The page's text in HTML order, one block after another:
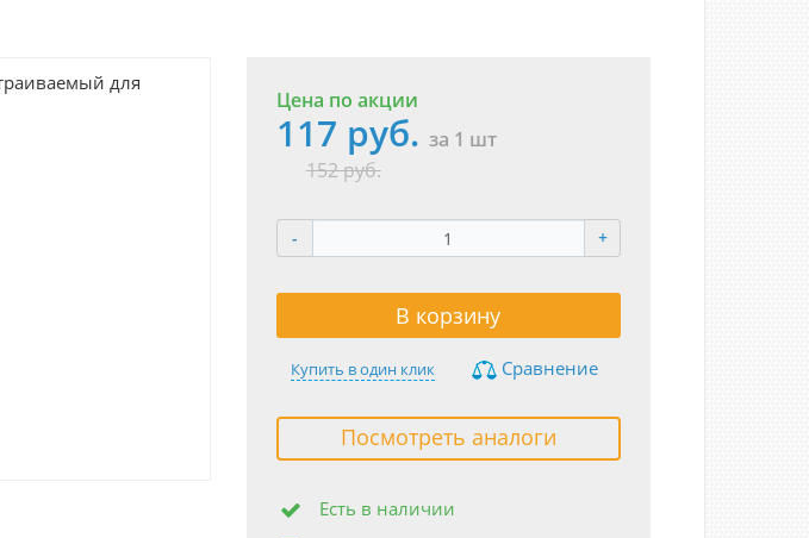
Цена по акции
117 руб. за 1 шт
152 руб.
- +
В корзину
Купить в один клик Сравнение
Посмотреть аналоги
Есть в наличии